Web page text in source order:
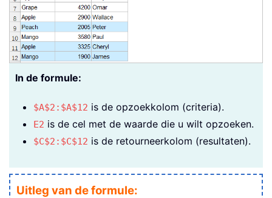
In de formule:
$A$2:$A$12 is de opzoekkolom (criteria).
E2 is de cel met de waarde die u wilt opzoeken.
$C$2:$C$12 is de retourneerkolom (resultaten).
Uitleg van de formule: